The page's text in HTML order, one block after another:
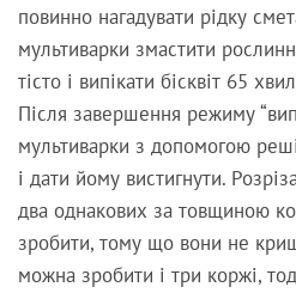
повинно нагадувати рідку
мультиварки змастити
тісто і випікати бісквіт 65
Після завершення режиму
мультиварки з допомогою
і дати йому вистигнути.
два однакових за товщиною
зробити, тому що вони не
можна зробити і три коржі,